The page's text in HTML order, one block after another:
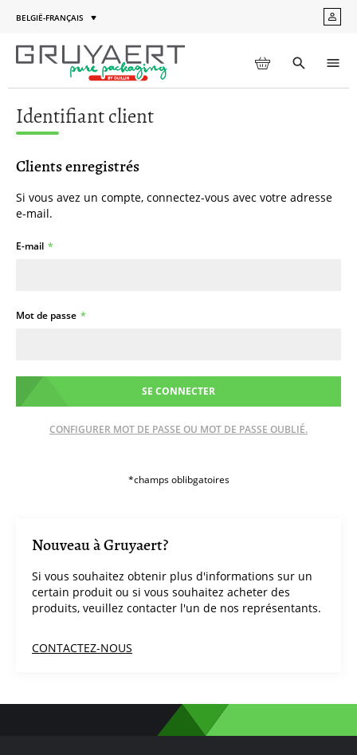
Langue
BELGIË-FRANÇAIS MON
MON PANIER
Toggle
search
Identifiant client
Clients enregistrés
Si vous avez un compte, connectez-vous avec votre adresse
e-mail.
E-mail
Mot de passe
SE CONNECTER
CONFIGURER MOT DE PASSE OU MOT DE PASSE OUBLIÉ.
Nouveau à Gruyaert?
Si vous souhaitez obtenir plus d'informations sur un
certain produit ou si vous souhaitez acheter des
produits, veuillez contacter l'un de nos représentants.
CONTACTEZ-NOUS